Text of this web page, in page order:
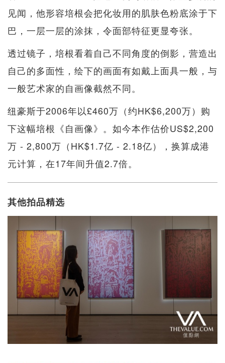
见闻，他形容培根会把化妆用的肌肤色粉底涂于下
巴，一层一层的涂抹，令面部特征更显夸张。
透过镜子，培根看着自己不同角度的倒影，营造出
自己的多面性，绘下的画面有如戴上面具一般，与
一般艺术家的自画像截然不同。
纽豪斯于2006年以£460万（约HK$6,200万）购
下这幅培根《自画像》。如今本作估价US$2,200
万 - 2,800万（HK$1.7亿 - 2.18亿），换算成港
元计算，在17年间升值2.7倍。
其他拍品精选